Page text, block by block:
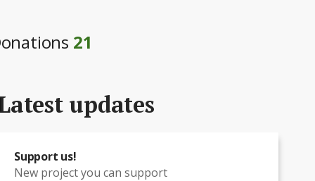
21
updates
Support us!
New project you can support